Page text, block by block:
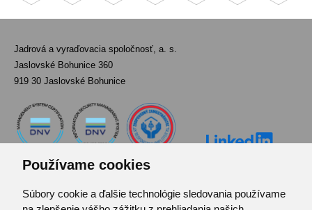
Používame cookies
Súbory cookie a ďalšie technológie sledovania používame
Jadrová a vyraďovacia spoločnosť, a. s.
Jaslovské Bohunice 360
919 30 Jaslovské Bohunice
Kontakt